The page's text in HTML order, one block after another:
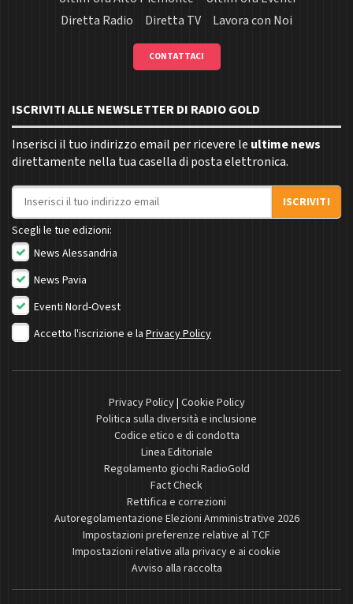
Diretta Radio
Diretta TV Lavora con Noi
CONTATTACI
ISCRIVITI ALLE NEWSLETTER DI RADIO GOLD
Inserisci il tuo indirizzo email per ricevere le ultime news
direttamente nella tua casella di posta elettronica.
Indirizzo email
ISCRIVITI
Scegli le tue edizioni:
News Alessandria
News Pavia
Eventi Nord-Ovest
Accetto l'iscrizione e la Privacy Policy
Privacy Policy| Cookie Policy
Politica sulla diversità e inclusione
Codice etico e di condotta
Linea Editoriale
Regolamento giochi RadioGold
Fact Check
Rettifica e correzioni
Autoregolamentazione Elezioni Amministrative 2026
Impostazioni preferenze relative al TCF
Impostazioni relative alla privacy e ai cookie
Avviso alla raccolta